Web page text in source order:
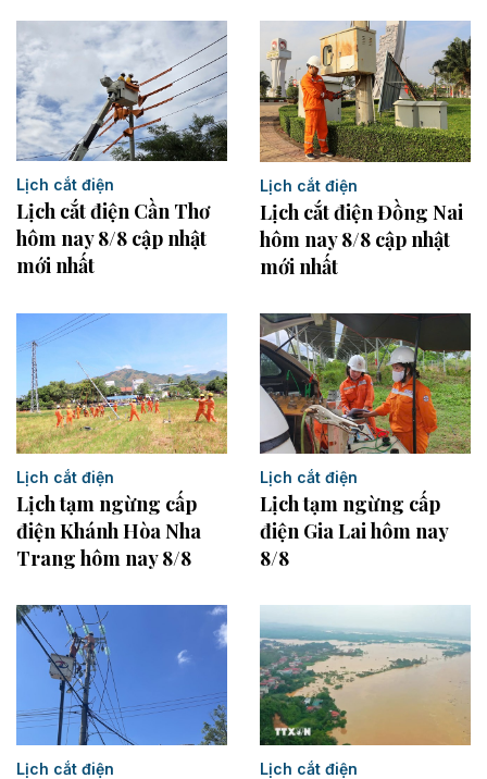
Lịch cắt điện
Lịch cắt điện Cần Thơ
hôm nay 8/8 cập nhật
mới nhất
Lịch cắt điện
Lịch cắt điện Đồng Nai
hôm nay 8/8 cập nhật
mới nhất
Lịch cắt điện
Lịch tạm ngừng cấp
điện Khánh Hòa Nha
Trang hôm nay 8/8
Lịch cắt điện
Lịch tạm ngừng cấp
điện Gia Lai hôm nay
8/8
Lịch cắt điện Lịch cắt điện